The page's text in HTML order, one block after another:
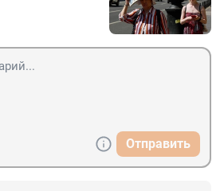
Отправить